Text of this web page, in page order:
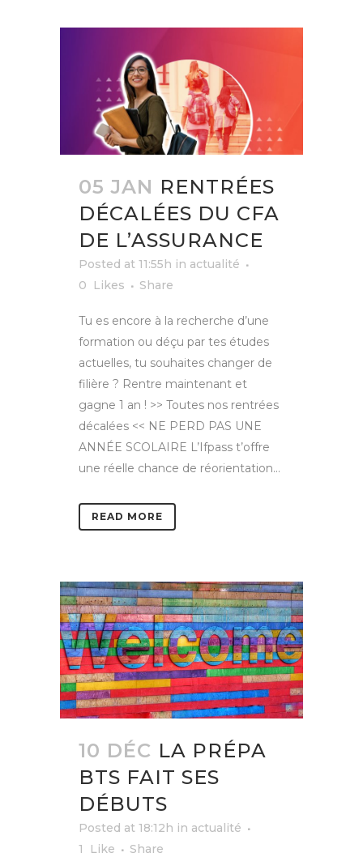
05 JAN RENTRÉES
DÉCALÉES DU CFA
DE L’ASSURANCE
Posted at 11:55h in actualité
0
Likes Share
Tu es encore à la recherche d’une
formation ou déçu par tes études
actuelles, tu souhaites changer de
filière ? Rentre maintenant et
gagne 1 an ! >> Toutes nos rentrées
décalées << NE PERD PAS UNE
ANNÉE SCOLAIRE L’Ifpass t’offre
une réelle chance de réorientation...
READ MORE
10 DÉC LA PRÉPA
BTS FAIT SES
DÉBUTS
Posted at 18:12h in actualité
1
Like Share